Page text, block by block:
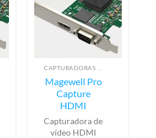
Magewell Pro
Capture
HDMI
Capturadora de
vídeo HDMI